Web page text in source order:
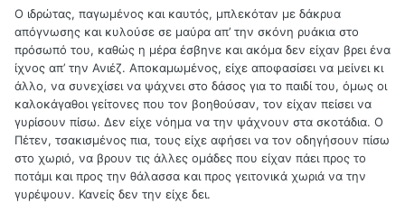
Ο ιδρώτας, παγωμένος και καυτός, μπλεκόταν με δάκρυα
απόγνωσης και κυλούσε σε μαύρα απ’ την σκόνη ρυάκια στο
πρόσωπό του, καθώς η μέρα έσβηνε και ακόμα δεν είχαν βρει ένα
ίχνος απ’ την Ανιέζ. Αποκαμωμένος, είχε αποφασίσει να μείνει κι
άλλο, να συνεχίσει να ψάχνει στο δάσος για το παιδί του, όμως οι
καλοκάγαθοι γείτονες που τον βοηθούσαν, τον είχαν πείσει να
γυρίσουν πίσω. Δεν είχε νόημα να την ψάχνουν στα σκοτάδια. Ο
Πέτεν, τσακισμένος πια, τους είχε αφήσει να τον οδηγήσουν πίσω
στο χωριό, να βρουν τις άλλες ομάδες που είχαν πάει προς το
ποτάμι και προς την θάλασσα και προς γειτονικά χωριά να την
γυρέψουν. Κανείς δεν την είχε δει.